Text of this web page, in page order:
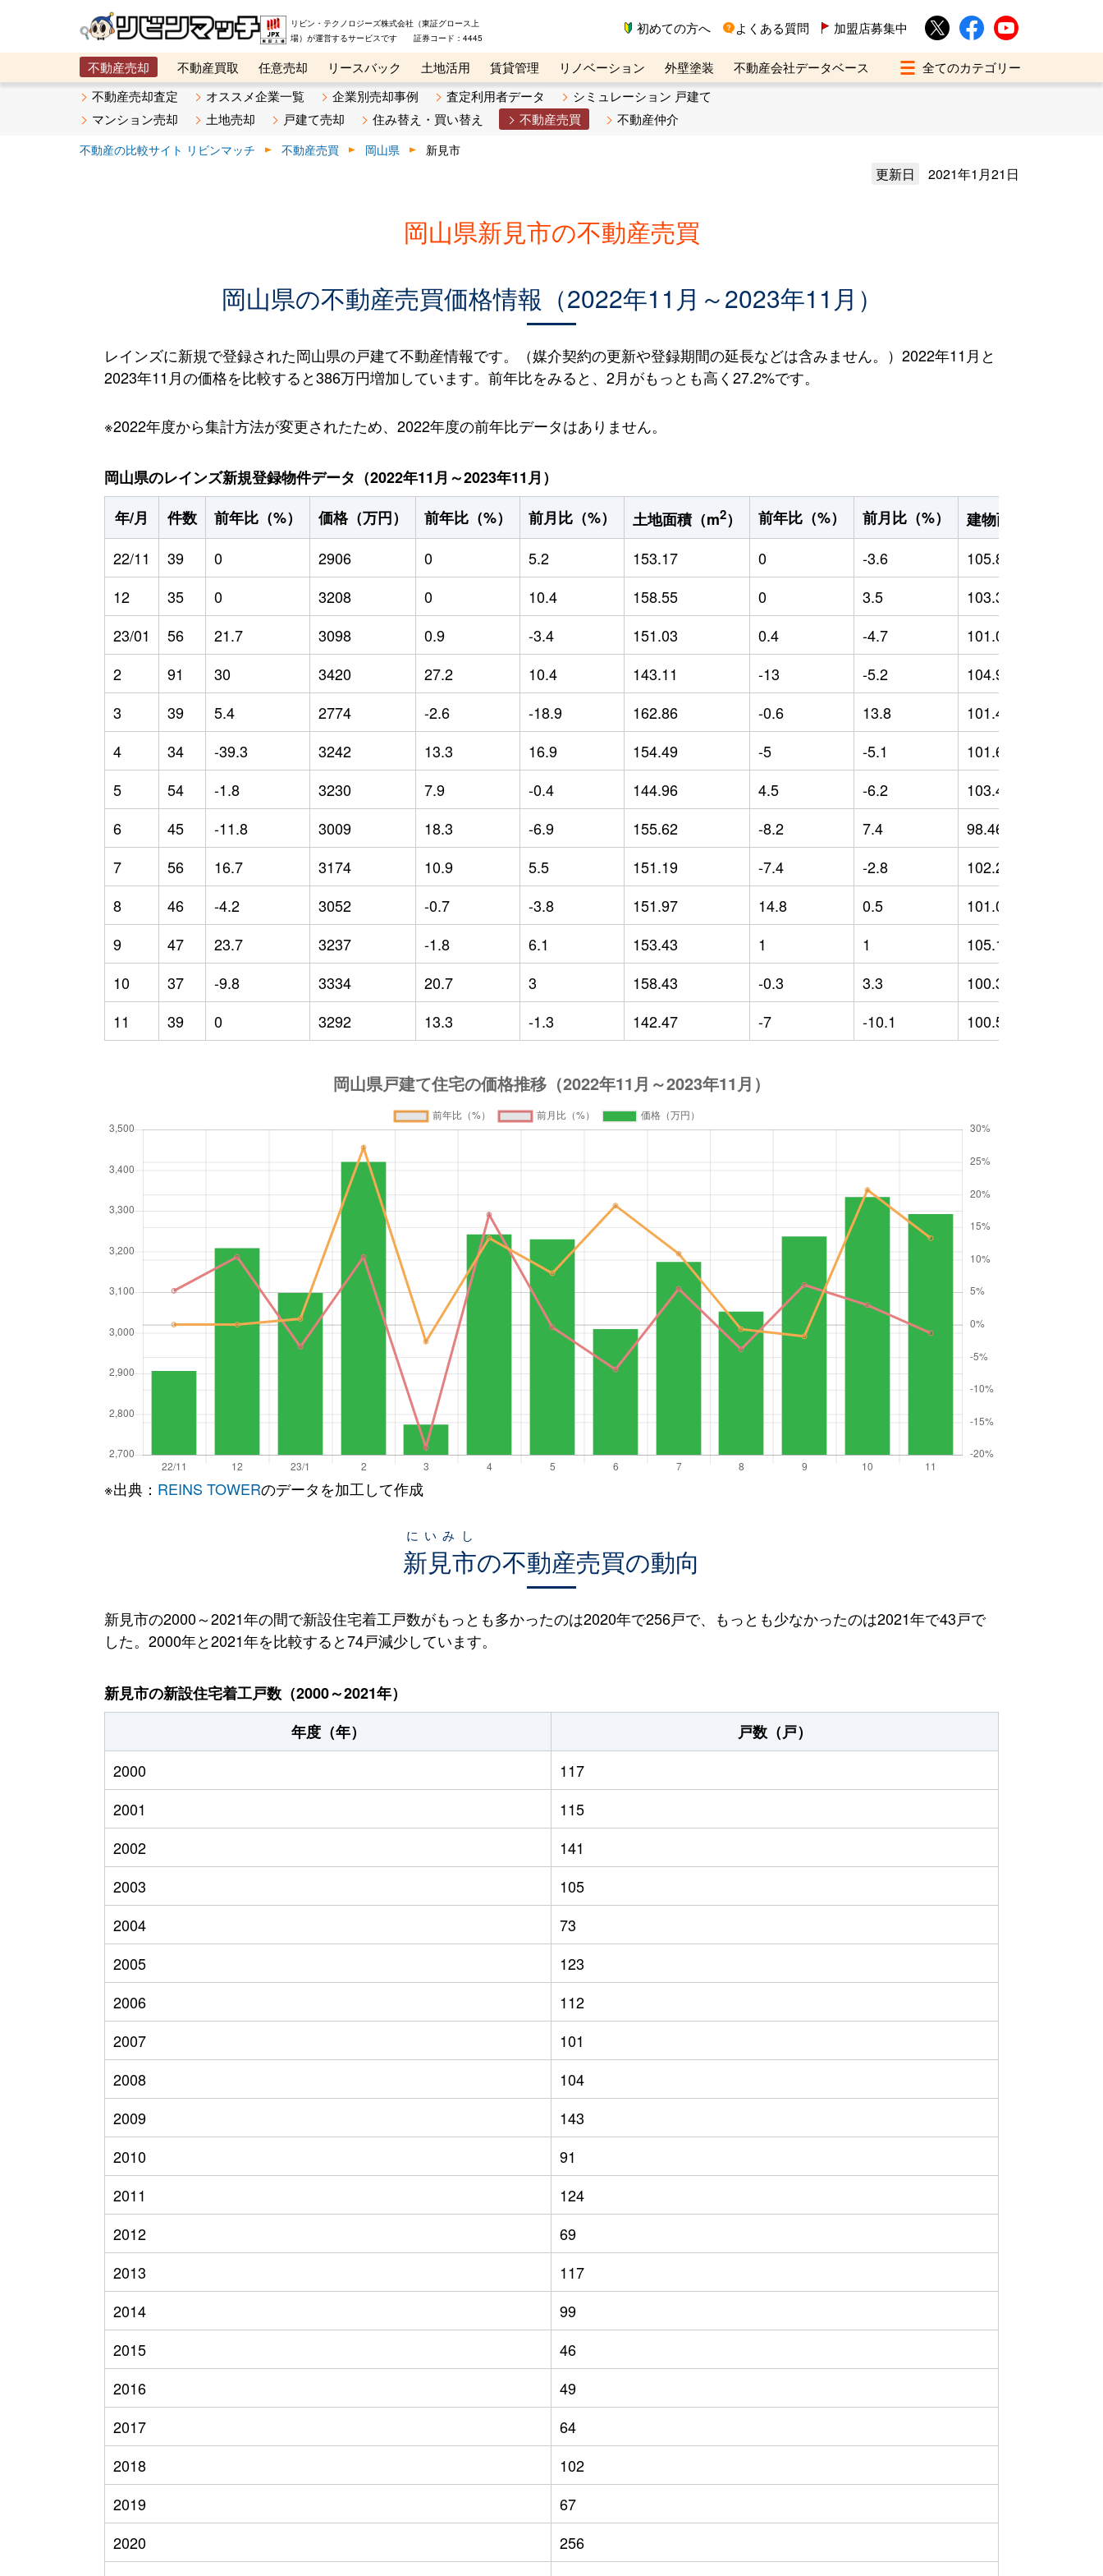
リビン・テクノロジーズ株式会社（東証グロース上
場）が運営するサービスです 証券コード：4445
初めての方へ よくある質問 加盟店募集中
不動産売却 不動産買取 任意売却 リースバック 土地活用 賃貸管理 リノベーション 外壁塗装
不動産会社データベース
メタ住宅展示場
ベスト不動産カンパニー オンライン講座 リビンマガジンBiz 不動産売却ご相談デスク
不動産売却査定 オススメ企業一覧 企業別売却事例 査定利用者データ
シミュレーション 戸建て
マンション売却
土地売却 戸建て売却 住み替え・買い替え 不動産売買 不動産仲介
不動産の比較サイト リビンマッチ 不動産売買 岡山県 新見市
更新日 2021年1月21日
岡山県新見市の不動産売買
岡山県の不動産売買価格情報（2022年11月～2023年11月）
レインズに新規で登録された岡山県の戸建て不動産情報です。（媒介契約の更新や登録期間の延長などは含みません。）2022年11月と
2023年11月の価格を比較すると386万円増加しています。前年比をみると、2月がもっとも高く27.2%です。
※2022年度から集計方法が変更されたため、2022年度の前年比データはありません。
岡山県のレインズ新規登録物件データ（2022年11月～2023年11月）
年/月
件数 前年比（%） 価格（万円） 前年比（%） 前月比（%） 土地面積（m2） 前年比（%） 前月比（%） 建物面積（m
22/11
39 0 2906 0 5.2 153.17 0 -3.6 105.85
12
35 0 3208 0 10.4 158.55 0 3.5 103.32
23/01
56 21.7 3098 0.9 -3.4 151.03 0.4 -4.7 101.05
2
91 30 3420 27.2 10.4 143.11 -13 -5.2 104.94
3
39 5.4 2774 -2.6 -18.9 162.86 -0.6 13.8 101.4
4
34 -39.3 3242 13.3 16.9 154.49 -5 -5.1 101.65
5
54 -1.8 3230 7.9 -0.4 144.96 4.5 -6.2 103.47
6
45 -11.8 3009 18.3 -6.9 155.62 -8.2 7.4 98.46
7
56 16.7 3174 10.9 5.5 151.19 -7.4 -2.8 102.29
8
46 -4.2 3052 -0.7 -3.8 151.97 14.8 0.5 101.02
9
47 23.7 3237 -1.8 6.1 153.43 1 1 105.12
10
37 -9.8 3334 20.7 3 158.43 -0.3 3.3 100.39
11
39 0 3292 13.3 -1.3 142.47 -7 -10.1 100.56
※出典： REINS TOWERのデータを加工して作成
新見市
にいみし
の不動産売買の動向
新見市の2000～2021年の間で新設住宅着工戸数がもっとも多かったのは2020年で256戸で、もっとも少なかったのは2021年で43戸で
した。2000年と2021年を比較すると74戸減少しています。
新見市の新設住宅着工戸数（2000～2021年）
年度（年）
戸数（戸）
2000
117
2001
115
2002
141
2003
105
2004
73
2005
123
2006
112
2007
101
2008
104
2009
143
2010
91
2011
124
2012
69
2013
117
2014
99
2015
46
2016
49
2017
64
2018
102
2019
67
2020
256